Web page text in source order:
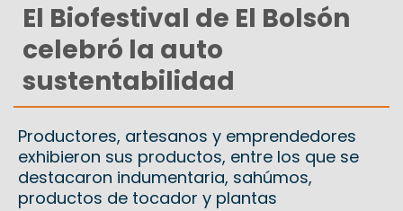
El Biofestival de El Bolsón
celebró la auto
sustentabilidad
Productores, artesanos y emprendedores
exhibieron sus productos, entre los que se
destacaron indumentaria, sahúmos,
productos de tocador y plantas